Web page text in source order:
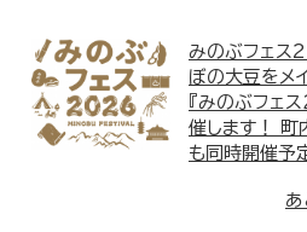
みのぶフェス
ぼの大豆をメ
『みのぶフェス
催します！ 町
も同時開催予
あ